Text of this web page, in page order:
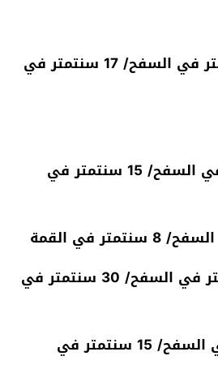
جبل بوناصر: 6 سنتمتر في السفح/ 17 سنتمتر في
تونفيت: 8 سنتمتر في السفح/ 15 سنتمتر في
إملشيل: 16.5 سنتمتر في السفح/ 30 سنتمتر في
بومية: 8 سنتمتر في السفح/ 15 سنتمتر في